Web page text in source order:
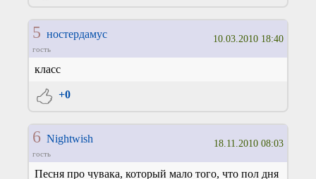
5 ностердамус
гость
10.03.2010 18:40
класс
+0
6 Nightwish
гость
18.11.2010 08:03
Песня про чувака, который мало того, что пол дня